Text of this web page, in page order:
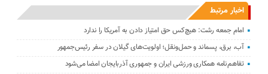
اخبار مرتبط
امام جمعه رشت: هیچ‌کس حق امتیاز دادن به آمریکا را ندارد
آب، برق، پسماند و حمل‌ونقل؛ اولویت‌های گیلان در سفر رئیس‌جمهور
تفاهم‌نامه همکاری ورزشی ایران و جمهوری آذربایجان امضا می‌شود